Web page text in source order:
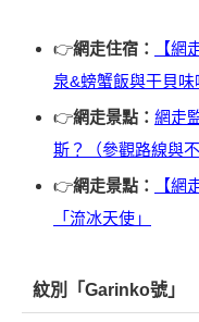
👉網走住宿 ：
【網
泉&螃蟹飯與干貝
👉網走景點： 網走
斯？（參觀路線與
👉網走景點：
【網
「流冰天使」
紋別「Garinko號」